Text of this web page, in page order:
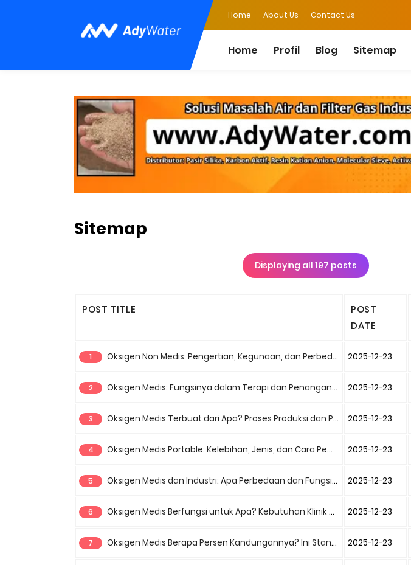
Home About Us Contact Us
Home Profil Blog Sitemap
Sitemap
Displaying all 197 posts
POST TITLE
POST
DATE
Oksigen Non Medis: Pengertian, Kegunaan, dan Perbedaannya 2025-12-23
Oksigen Medis: Fungsinya dalam Terapi dan Penanganan Darurat 2025-12-23
Oksigen Medis Terbuat dari Apa? Proses Produksi dan Pemurniannya 2025-12-23
Oksigen Medis Portable: Kelebihan, Jenis, dan Cara Pemakaiannya 2025-12-23
Oksigen Medis dan Industri: Apa Perbedaan dan Fungsinya? 2025-12-23
Oksigen Medis Berfungsi untuk Apa? Kebutuhan Klinik dan Rumah Sakit 2025-12-23
Oksigen Medis Berapa Persen Kandungannya? Ini Standar Resminya 2025-12-23